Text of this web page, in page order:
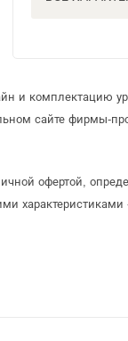
и комплектацию
сайте фирмы-
офертой,